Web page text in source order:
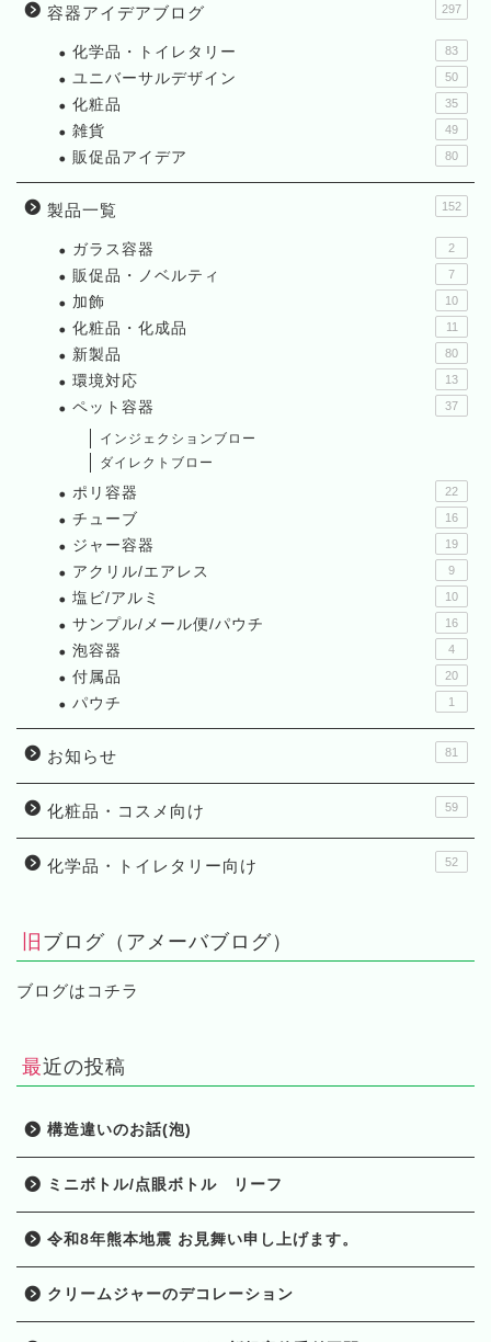
容器アイデアブログ 297
化学品・トイレタリー 83
ユニバーサルデザイン 50
化粧品 35
雑貨 49
販促品アイデア 80
製品一覧 152
ガラス容器 2
販促品・ノベルティ 7
加飾 10
化粧品・化成品 11
新製品 80
環境対応 13
ペット容器 37
インジェクションブロー
ダイレクトブロー
ポリ容器 22
チューブ 16
ジャー容器 19
アクリル/エアレス 9
塩ビ/アルミ 10
サンプル/メール便/パウチ 16
泡容器 4
付属品 20
パウチ 1
お知らせ 81
化粧品・コスメ向け 59
化学品・トイレタリー向け 52
旧ブログ（アメーバブログ）
ブログはコチラ
最近の投稿
構造違いのお話(泡)
ミニボトル/点眼ボトル リーフ
令和8年熊本地震 お見舞い申し上げます。
クリームジャーのデコレーション
HOME